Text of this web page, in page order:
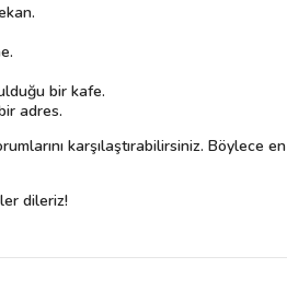
bir kafe.
adres.
karşılaştırabilirsiniz. Böylece en
dileriz!